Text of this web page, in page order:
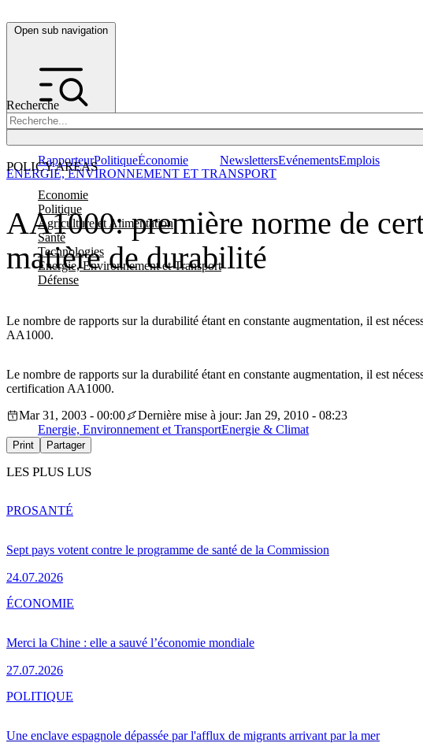
Open sub navigation
Recherche
POLICY AREAS
Economie
Politique
Agriculture et Alimentation
Santé
Technologies
Energie, Environnement et Transport
Défense
RapporteurPolitiqueÉconomie NewslettersEvénementsEmplois
AA1000: première norme de
matière de durabilité
Le nombre de rapports sur la durabilité étant en constante augmentation, il est
AA1000.
ENERGIE, ENVIRONNEMENT ET TRANSPORT
Le nombre de rapports sur la durabilité étant en constante augmentation, il est
certification AA1000.
Mar 31, 2003 - 00:00
Dernière mise à jour: Jan 29, 2010 - 08:23
Energie, Environnement et TransportEnergie & Climat
Print Partager
LES PLUS LUS
Sept pays votent contre le programme de santé de la Commission
24.07.2026
PROSANTÉ
Merci la Chine : elle a sauvé l’économie mondiale
27.07.2026
ÉCONOMIE
Une enclave espagnole dépassée par l'afflux de migrants arrivant par la mer
POLITIQUE